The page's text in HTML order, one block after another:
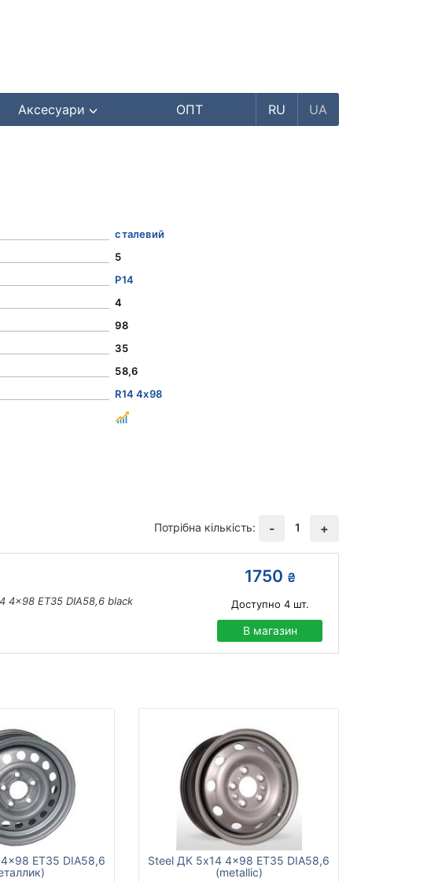
Аксесуари ОПТ RU UA
сталевий
5
Р14
4
98
35
58,6
R14 4x98
Потрібна кількість: - 1 +
4x98 ET35 DIA58,6 black
1750 ₴
Доступно 4шт.
В магазин
ET35 DIA58,6
Steel ДК 5x14 4x98 ET35 DIA58,6
(metallic)